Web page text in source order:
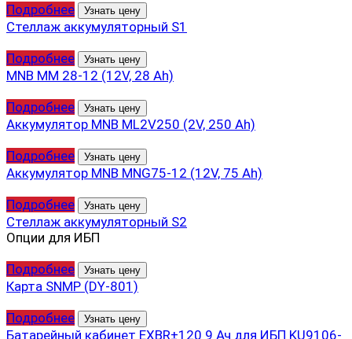
Подробнее
Узнать цену
Стеллаж аккумуляторный S1
Подробнее
Узнать цену
MNB MM 28-12 (12V, 28 Ah)
Подробнее
Узнать цену
Аккумулятор MNB ML2V250 (2V, 250 Ah)
Подробнее
Узнать цену
Аккумулятор MNB MNG75-12 (12V, 75 Ah)
Подробнее
Узнать цену
Стеллаж аккумуляторный S2
Опции для ИБП
Подробнее
Узнать цену
Карта SNMP (DY-801)
Подробнее
Узнать цену
Батарейный кабинет EXBR±120 9 Ач для ИБП KU9106-